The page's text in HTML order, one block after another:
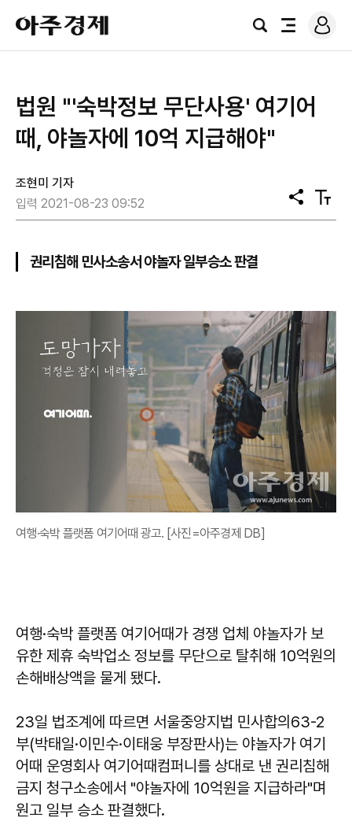
아
주
경
검
전
로
그
법원 "'숙박정보 무단사용' 여기어
때, 야놀자에 10억 지급해야"
조현미 기자
입력 2021-08-23 09:52
공
유
텍
스
권리침해 민사소송서 야놀자 일부승소 판결
여행·숙박 플랫폼 여기어때 광고. [사진=아주경제 DB]
여행·숙박 플랫폼 여기어때가 경쟁 업체 야놀자가 보
유한 제휴 숙박업소 정보를 무단으로 탈취해 10억원의
손해배상액을 물게 됐다.
23일 법조계에 따르면 서울중앙지법 민사합의63-2
부(박태일·이민수·이태웅 부장판사)는 야놀자가 여기
어때 운영회사 여기어때컴퍼니를 상대로 낸 권리침해
금지 청구소송에서 "야놀자에 10억원을 지급하라"며
원고 일부 승소 판결했다.